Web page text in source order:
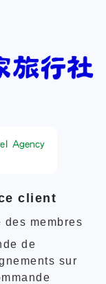
client
des membres
de
sur